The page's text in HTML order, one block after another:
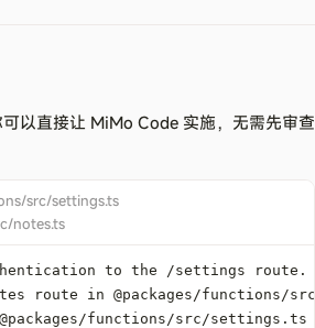
以直接让 MiMo Code 实施，无需先审查
src/settings.ts
notes.ts
functions/src/settings.ts